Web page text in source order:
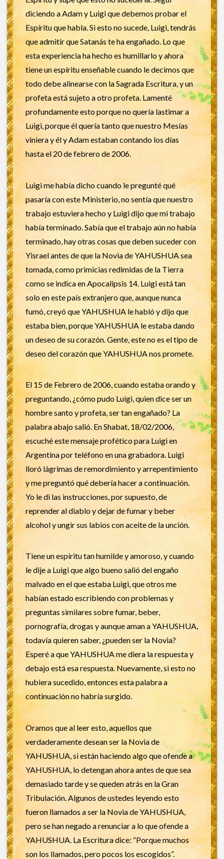
diciendo a Adam y Luigi que debemos probar el
Espíritu que habla. Si esto no sucede, Luigi, tendrás
que admitir que Satanás te ha engañado. Lo que
esta experiencia ha hecho es humillarlo y ahora
tiene un espíritu enseñable cuando le decimos que
todo debe alinearse con la Sagrada Escritura, y un
profeta está sujeto a otro profeta. Lamenté
profundamente esto porque no quería lastimar a
Luigi, porque él quería tanto que nuestro Mesías
viniera y él y Adam estaban contando los días
hasta el 20 de febrero de 2006.
Luigi me había dicho cuando le pregunté qué
pasaría con este Ministerio, no sentía que nuestro
trabajo estuviera hecho y Luigi dijo que mi trabajo
había terminado. Sabía que el trabajo aún no había
terminado, hay otras cosas que deben suceder con
Yisrael antes de que la Novia de YAHUSHUA sea
tomada, como primicias redimidas de la Tierra
como se indica en Apocalipsis 14. Luigi está tan
solo en este país extranjero que, aunque nunca
fumó, creyó que YAHUSHUA le habló y dijo que
estaba bien, porque YAHUSHUA le estaba dando
un deseo de su corazón. Gente, este no es el tipo de
deseo del corazón que YAHUSHUA nos promete.
El 15 de Febrero de 2006, cuando estaba orando y
preguntando, ¿cómo pudo Luigi, quien dice ser un
hombre santo y profeta, ser tan engañado? La
palabra abajo salió. En Shabat, 18/02/2006,
escuché este mensaje profético para Luigi en
Argentina por teléfono en una grabadora. Luigi
lloró lágrimas de remordimiento y arrepentimiento
y me preguntó qué debería hacer a continuación.
Yo le di las instrucciones, por supuesto, de
reprender al diablo y dejar de fumar y beber
alcohol y ungir sus labios con aceite de la unción.
Tiene un espíritu tan humilde y amoroso, y cuando
le dije a Luigi que algo bueno salió del engaño
malvado en el que estaba Luigi, que otros me
habían estado escribiendo con problemas y
preguntas similares sobre fumar, beber,
pornografía, drogas y aunque aman a YAHUSHUA,
todavía quieren saber, ¿pueden ser la Novia?
Esperé a que YAHUSHUA me diera la respuesta y
debajo está esa respuesta. Nuevamente, si esto no
hubiera sucedido, entonces esta palabra a
continuación no habría surgido.
Oramos que al leer esto, aquellos que
verdaderamente desean ser la Novia de
YAHUSHUA, si están haciendo algo que ofende a
YAHUSHUA, lo detengan ahora antes de que sea
demasiado tarde y se queden atrás en la Gran
Tribulación. Algunos de ustedes leyendo esto
fueron llamados a ser la Novia de YAHUSHUA,
pero se han negado a renunciar a lo que ofende a
YAHUSHUA. La Escritura dice: “Porque muchos
son los llamados, pero pocos los escogidos”.